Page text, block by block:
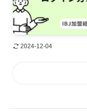
2024-12-04